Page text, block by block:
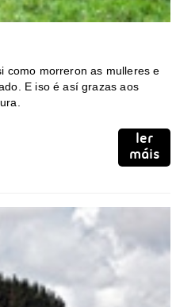
como morreron as mulleres e
E iso é así grazas aos
ler
máis